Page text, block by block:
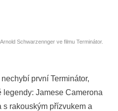
Arnold Schwarzennger ve filmu Terminátor.
první Terminátor,
legendy: Jamese Camerona
rakouským přízvukem a